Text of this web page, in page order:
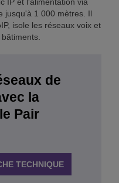
jusqu'à 1 000 mètres. Il
isole les réseaux voix et
de
la
Pair
TECHNIQUE